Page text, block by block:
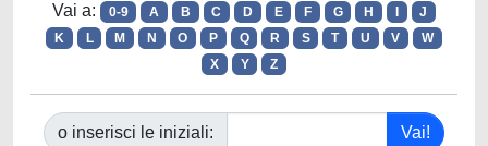
Vai a: 0-9 A B C D E F G H
J
K
L M N O P Q R S T U V
W
X
Y Z
o inserisci le iniziali: